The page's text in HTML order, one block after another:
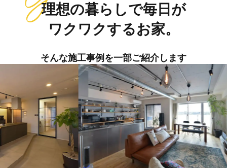
理想の暮らしで毎日が
ワクワクするお家。
そんな施工事例を一部ご紹介します